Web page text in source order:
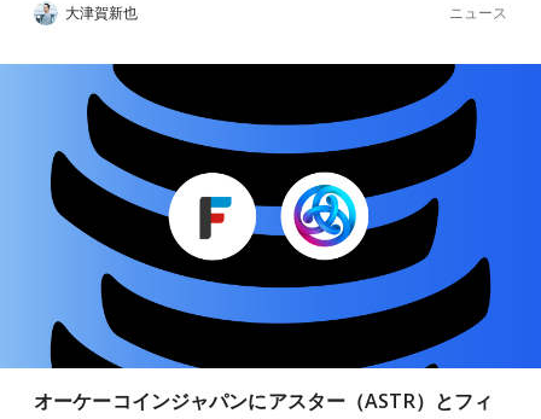
大津賀新也 ニュース
オーケーコインジャパンにアスター（ASTR）とフィ